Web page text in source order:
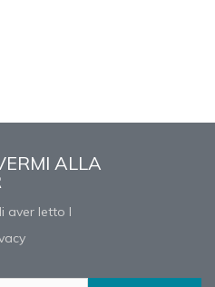
ALLA
aver letto l